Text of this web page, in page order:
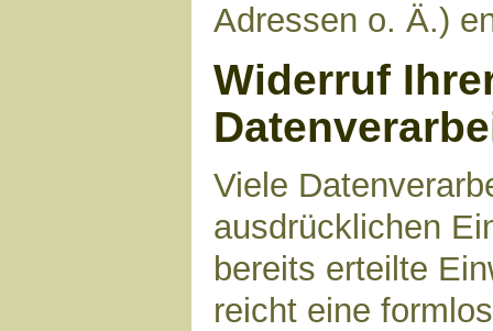
Adressen o. Ä.)
Widerruf
Viele
ausdrücklichen
bereits erteilte
reicht eine